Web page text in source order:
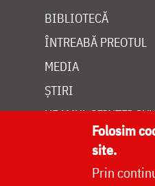
BIBLIOTECĂ
ÎNTREABĂ PREOTUL
MEDIA
ȘTIRI
HRAMUL SFINTEI
Folosim
site.
Prin